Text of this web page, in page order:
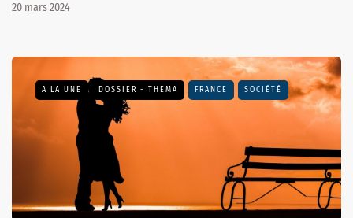
20 mars 2024
A LA UNE DOSSIER - THEMA FRANCE SOCIÉTÉ